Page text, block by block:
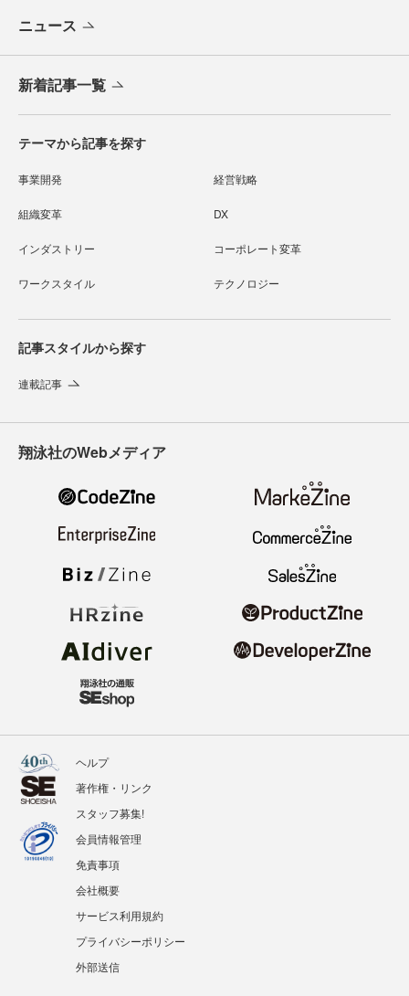
ニュース
新着記事一覧
テーマから記事を探す
事業開発 経営戦略
組織変革 DX
インダストリー コーポレート変革
ワークスタイル テクノロジー
記事スタイルから探す
連載記事
翔泳社のWebメディア
ヘルプ
著作権・リンク
スタッフ募集!
会員情報管理
免責事項
会社概要
サービス利用規約
プライバシーポリシー
外部送信